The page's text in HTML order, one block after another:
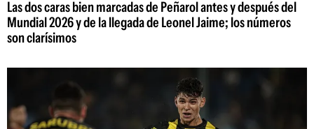
Las dos caras bien marcadas de Peñarol antes y después del
Mundial 2026 y de la llegada de Leonel Jaime; los números
son clarísimos